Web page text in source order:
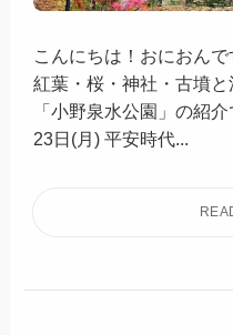
こんにちは！おにおん
紅葉・桜・神社・古墳
「小野泉水公園」の紹
23日(月) 平安時代...